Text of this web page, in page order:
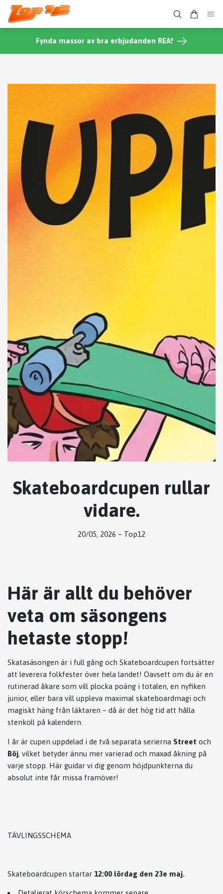
Fynda massor av bra erbjudanden REA!
Skateboardcupen rullar
vidare.
20/05, 2026 – Top12
Här är allt du behöver
veta om säsongens
hetaste stopp!
Skatasäsongen är i full gång och Skateboardcupen fortsätter
att leverera folkfester över hela landet! Oavsett om du är en
rutinerad åkare som vill plocka poäng i totalen, en nyfiken
junior, eller bara vill uppleva maximal skateboardmagi och
magiskt häng från läktaren – då är det hög tid att hålla
stenkoll på kalendern.
I år är cupen uppdelad i de två separata serierna Street och
Böj, vilket betyder ännu mer varierad och maxad åkning på
varje stopp. Här guidar vi dig genom höjdpunkterna du
absolut inte får missa framöver!
TÄVLINGSSCHEMA
Skateboardcupen startar 12:00 lördag den 23e maj.